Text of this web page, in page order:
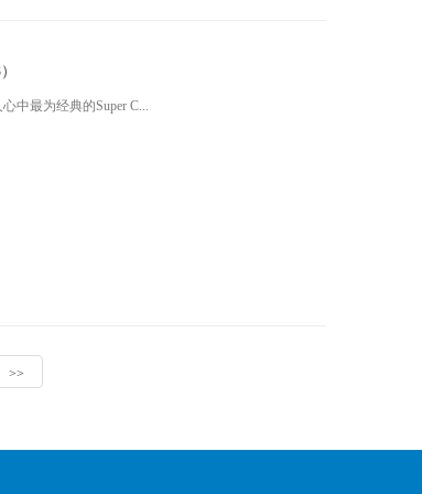
中最为经典的Super C...
>>